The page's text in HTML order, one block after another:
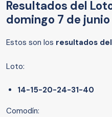
Resultados del
domingo 7 de junio
Estos son los resultados
Loto:
14-15-20-24-31-40
Comodín: